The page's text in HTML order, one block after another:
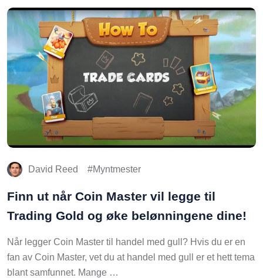
David Reed Myntmester
Finn ut når Coin Master vil legge til
Trading Gold og øke belønningene dine!
Når legger Coin Master til handel med gull? Hvis du er en
fan av Coin Master, vet du at handel med gull er et hett tema
blant samfunnet. Mange …